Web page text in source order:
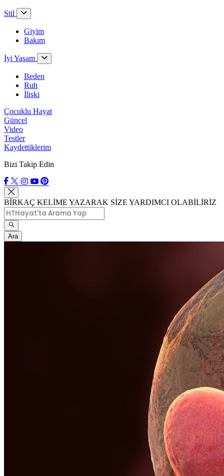
Stil
Giyim
Bakım
İyi Yaşam
Beden
Ruh
İlişki
Çocuklu Hayat
Güncel
Video
Testler
Kaydettiklerim
Bizi Takip Edin
BİRKAÇ KELİME YAZARAK SİZE YARDIMCI OLABİLİRİZ
Ara